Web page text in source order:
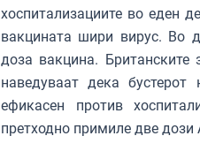
хоспитализациите во еден
вакцината шири вирус. Во
доза вакцина. Британските
наведуваат дека
ефикасен против
претходно примиле две дози